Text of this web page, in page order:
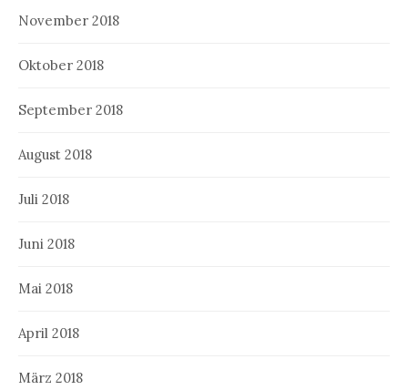
November 2018
Oktober 2018
September 2018
August 2018
Juli 2018
Juni 2018
Mai 2018
April 2018
März 2018